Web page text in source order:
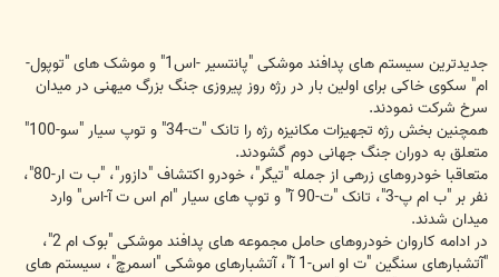
جدیدترین سیستم های پدافند موشکی "پانتسیر -اس1" و موشک های "توپول-
ام" سکوی خاکی برای اولین بار در رژه روز پیروزی جنگ بزرگ میهنی در میدان
سرخ شرکت نمودند.
همچنین بخش رژه تجهیزات مکانیزه رژه را تانک "ت-34" و توپ سیار "سو-100"
متعلق به دوران جنگ جهانی دوم گشودند.
متعاقبا خودروهای زرهی از جمله "تیگر"، خودرو اکتشاف "دازور"، "ب ت ار-80"،
نفر بر "ب ام پ-3"، تانک "ت-90 آ" و توپ های سیار "ام اس ت آ-اس" وارد
میدان شدند.
در ادامه کاروان خودروهای حامل مجموعه های پدافند موشکی "بوک ام 2"،
"آتشبارهای سنگین "ت او اس-1 آ"، آتشبارهای موشکی "اسمرچ"، سیستم های